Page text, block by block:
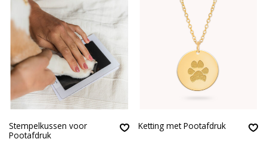
Stempelkussen voor
Pootafdruk
Ketting met Pootafdruk